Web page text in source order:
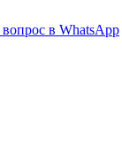
вопрос в WhatsApp